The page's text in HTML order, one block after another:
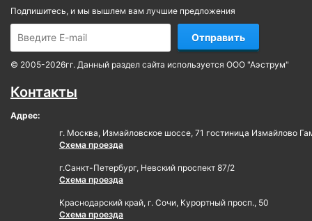
Подпишитесь, и мы вышлем вам лучшие предложения
Отправить
© 2005-2026гг. Данный раздел сайта используется ООО "Аэструм"
Контакты
Адрес:
г. Москва, Измайловское шоссе, 71 гостиница Измайлово
Схема проезда
г.Санкт-Петербург, Невский проспект 87/2
Схема проезда
Краснодарский край, г. Сочи, Курортный просп., 50
Схема проезда